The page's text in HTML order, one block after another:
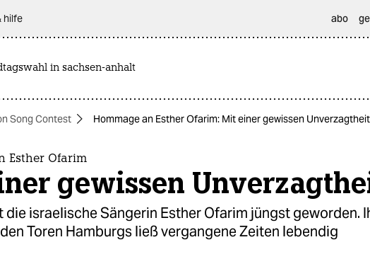
hilfe abo
in sachsen-anhalt
Song Contest Hommage an Esther Ofarim: Mit einer gewissen Unverzagtheit
Esther Ofarim
gewissen
die israelische Sängerin Esther Ofarim jüngst geworden.
Toren Hamburgs ließ vergangene Zeiten lebendig​